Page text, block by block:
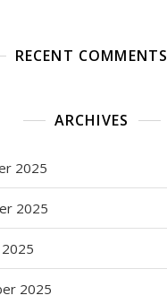
RECENT COMMENTS
ARCHIVES
2025
2025
2025